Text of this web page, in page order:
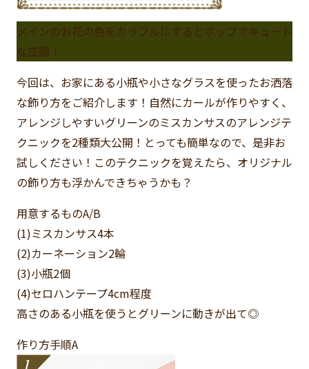
メインのお花の色をカラフルにするとポップでキュート
な空間！
今回は、お家にある小瓶や小さなグラスを使ったお洒落
な飾り方をご紹介します！自然にカールが作りやすく、
アレンジしやすいグリーンのミスカンサスのアレンジテ
クニックを2種類大公開！とっても簡単なので、是非お
試しください！このテクニックを覚えたら、オリジナル
の飾り方も浮かんできちゃうかも？
用意するものA/B
(1)ミスカンサス4本
(2)カーネーション2輪
(3)小瓶2個
(4)セロハンテープ4cm程度
高さのある小瓶を使うとグリーンに動きが出て◎
作り方手順A